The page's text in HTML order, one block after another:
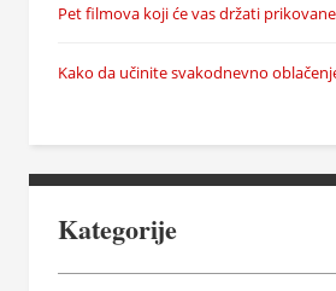
Pet filmova koji će vas držati
Kako da učinite svakodnevno
Kategorije